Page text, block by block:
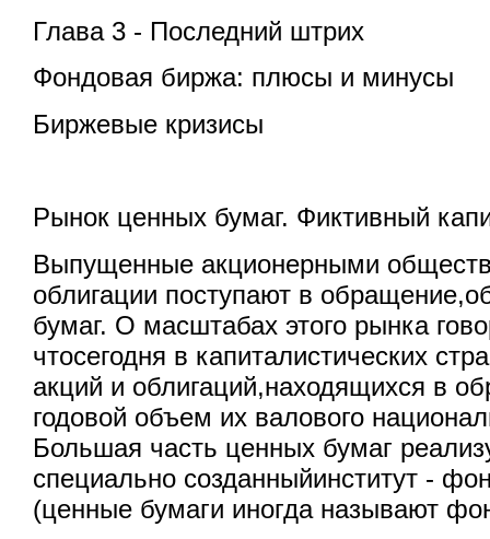
Глава 3 - Последний штрих
Фондовая биржа: плюсы и минусы
Биржевые кризисы
Рынок ценных бумаг. Фиктивный
Выпущенные акционерными
облигации поступают в
бумаг. О масштабах этого рынка
чтосегодня в капиталистических
акций и облигаций,находящихся в
годовой объем их валового
Большая часть ценных бумаг
специально созданныйинститут -
(ценные бумаги иногда называют